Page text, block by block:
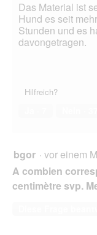
Das Material ist
Hund es seit
Stunden und es
davongetragen.
Hilfreich?
bgor · vor einem
A combien
centimètre svp.